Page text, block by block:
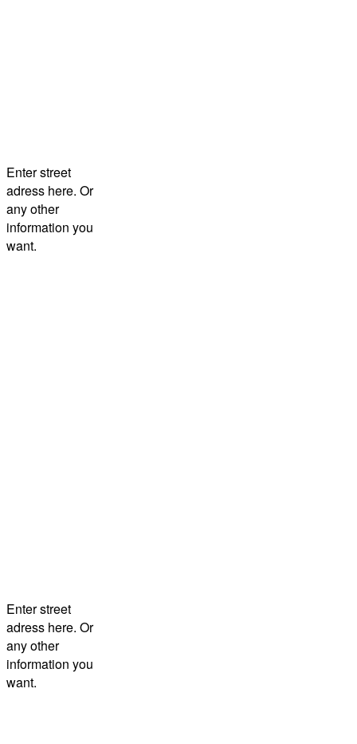
Enter street
adress here. Or
any other
information you
want.
Enter street
adress here. Or
any other
information you
want.